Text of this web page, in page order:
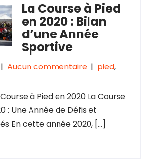
La Course à Pied
en 2020 : Bilan
d’une Année
Sportive
| Aucun commentaire | pied,
à Pied en 2020 La Course
: Une Année de Défis et
En cette année 2020, […]